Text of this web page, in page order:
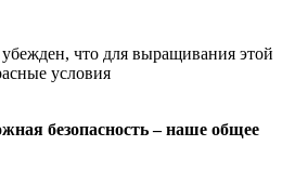
что для выращивания этой
условия
безопасность – наше общее